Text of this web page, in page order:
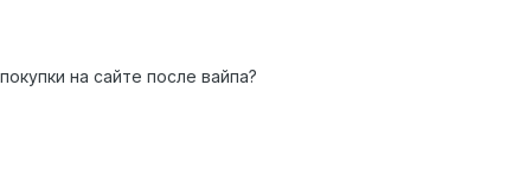
на сайте после вайпа?